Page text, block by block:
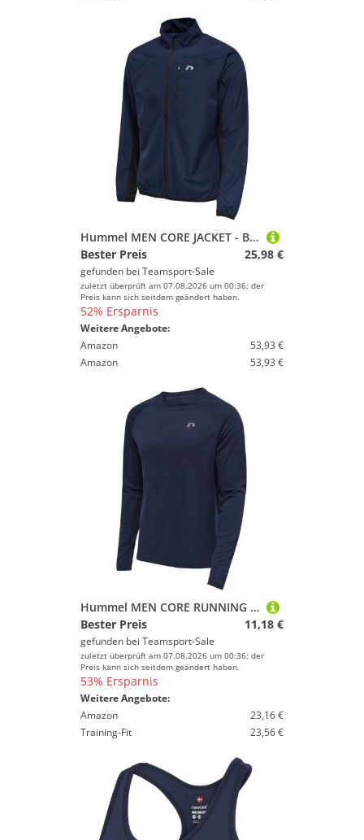
Hummel MEN CORE JACKET - BLACK IRIS - L
Bester Preis
25,98 €
gefunden bei Teamsport-Sale
zuletzt überprüft am 07.08.2026 um 00:36; der
Preis kann sich seitdem geändert haben.
52% Ersparnis
Weitere Angebote:
Amazon
53,93 €
Amazon
53,93 €
Hummel MEN CORE RUNNING T-SHIRT L/S - BLACK IRIS - M
Bester Preis
11,18 €
gefunden bei Teamsport-Sale
zuletzt überprüft am 07.08.2026 um 00:36; der
Preis kann sich seitdem geändert haben.
53% Ersparnis
Weitere Angebote:
Amazon
23,16 €
Training-Fit
23,56 €